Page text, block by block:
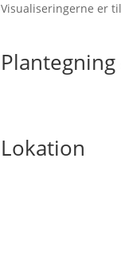
Visualiseringerne er
Lokation